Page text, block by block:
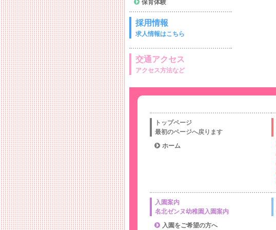
保育体験
採用情報
求人情報はこちら
交通アクセス
アクセス方法など
トップページ
最初のページへ戻ります
ホーム
入園案内
名北ゼンヌ幼稚園入園案内
入園をご希望の方へ